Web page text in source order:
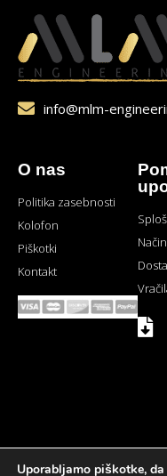
info@mlm-
O nas
Politika zasebnosti
Kolofon
Piškotki
Kontakt
Uporabljamo piškotke,